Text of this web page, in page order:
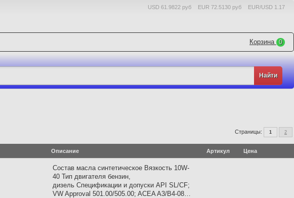
USD 61.9822 руб EUR 72.5130 руб EUR/USD 1.17
Корзина 0
Страницы: 1 2
Описание Артикул Цена
Состав масла синтетическое Вязкость 10W-
40 Тип двигателя бензин,
дизель Спецификации и допуски API SL/CF;
VW Approval 501.00/505.00; ACEA A3/B4-08…